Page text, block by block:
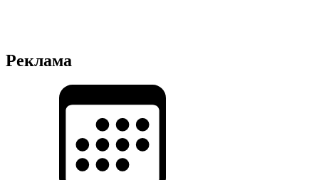
Реклама